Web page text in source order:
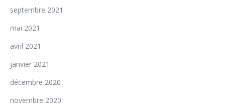
septembre 2021
mai 2021
avril 2021
janvier 2021
décembre 2020
novembre 2020